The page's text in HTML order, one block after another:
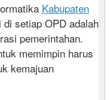
Kabupaten
setiap OPD adalah
pemerintahan.
memimpin harus
kemajuan